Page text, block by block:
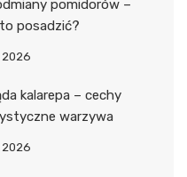
pomidorów –
posadzić?
2026
kalarepa – cechy
warzywa
2026